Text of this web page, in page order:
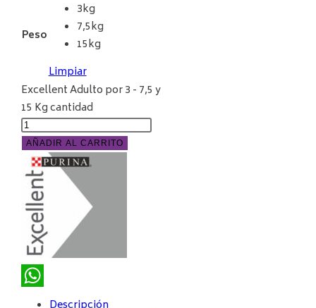
Peso
3kg
7,5kg
15kg
Limpiar
Excellent Adulto por 3 - 7,5 y
15 Kg cantidad
AÑADIR AL CARRITO
WhatsApp